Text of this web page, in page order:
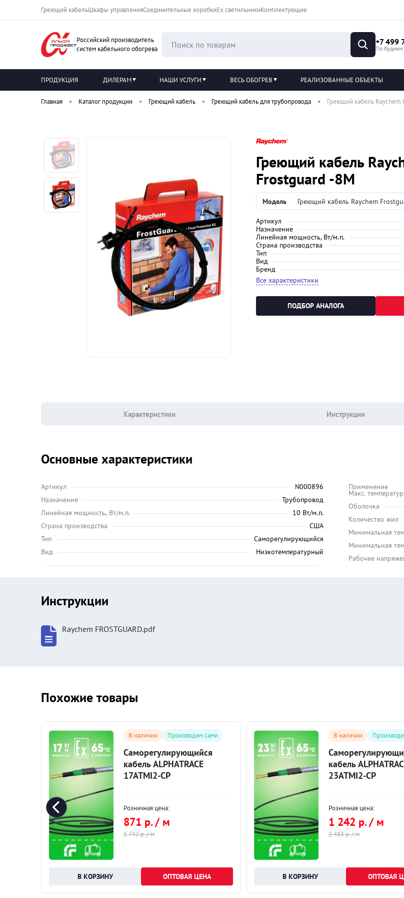
Греющий кабельШкафы управленияСоединительные коробкиЕх светильникиКомплектующие
Российский производитель
систем кабельного обогрева
+7 499
По
ПРОДУКЦИЯ ДИЛЕРАМ НАШИ УСЛУГИ ВЕСЬ ОБОГРЕВ РЕАЛИЗОВАННЫЕ ОБЪЕКТЫ
Главная Каталог продукции Греющий кабель Греющий кабель для трубопровода Греющий кабель Raychem
Греющий кабель
Frostguard -8M
Модель Греющий кабель Raychem
Артикул
Назначение
Линейная мощность, Вт/м.п.
Страна производства
Тип
Вид
Бренд
Все характеристики
ПОДБОР АНАЛОГА
Характеристики Инструкции
Основные характеристики
Артикул
N000896
Назначение
Трубопровод
Линейная мощность, Вт/м.п.
10 Вт/м.п.
Страна производства
США
Тип
Саморегулирующийся
Вид
Низкотемпературный
Применение
Maкс.
Оболочка
Количество жил
Минимальная
Минимальная
Рабочее
Инструкции
Raychem FROSTGUARD.pdf
Похожие товары
В наличии Производим сами
Саморегулирующийся
кабель ALPHATRACE
17ATMI2-CP
Розничная цена:
871 р. / м
1 742 р. / м
ОПТОВАЯ ЦЕНА
В наличии
кабель
23ATMI2-CP
Розничная цена:
1 242 р. / м
2 483 р. / м
ОПТОВАЯ